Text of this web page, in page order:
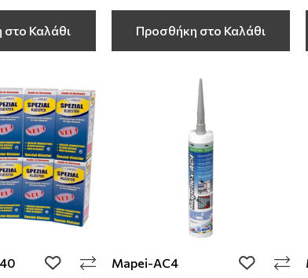
Καλάθι Προσθήκη στο Καλάθι
add to wishlistMapei-AC4 add to